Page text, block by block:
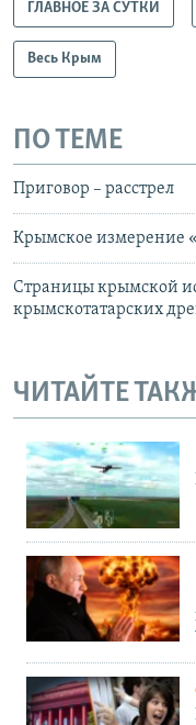
ГЛАВНОЕ ЗА СУТКИ
Весь Крым
ПО ТЕМЕ
Приговор – расстрел
Крымское измерение
Страницы крымской
крымскотатарских
ЧИТАЙТЕ